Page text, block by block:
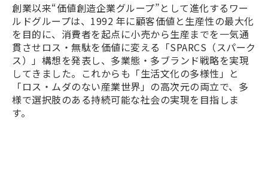
創業以来“価値創造企業グループ”として進化するワー
ルドグループは、1992 年に顧客価値と生産性の最大化
を目的に、消費者を起点に小売から生産までを一気通
貫させロス・無駄を価値に変える「SPARCS（スパーク
ス）」構想を発表し、多業態・多ブランド戦略を実現
してきました。これからも「生活文化の多様性」と
「ロス・ムダのない産業世界」の高次元の両立で、多
様で選択肢のある持続可能な社会の実現を目指しま
す。